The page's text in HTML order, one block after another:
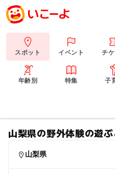
スポット イベント チケ
年齢別 特集 子
山梨県の野外体験の遊
山梨県